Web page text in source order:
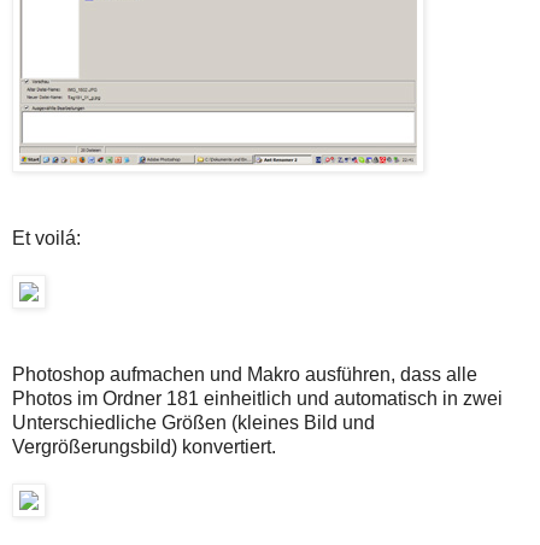
Et voilá:
Photoshop aufmachen und Makro ausführen, dass alle
Photos im Ordner 181 einheitlich und automatisch in zwei
Unterschiedliche Größen (kleines Bild und
Vergrößerungsbild) konvertiert.